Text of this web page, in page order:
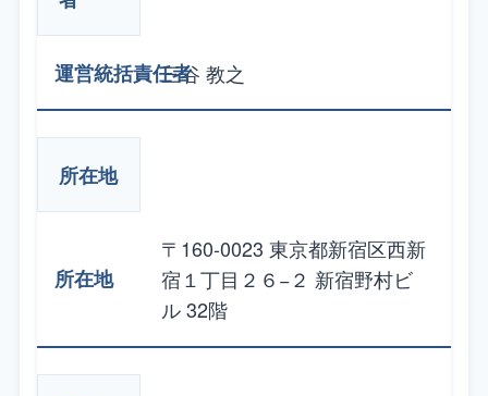
三谷 教之
所在地
〒160-0023 東京都新宿区西新
宿１丁目２６−２ 新宿野村ビ
ル 32階